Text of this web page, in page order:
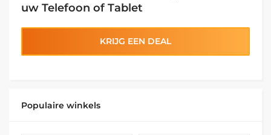
uw Telefoon of Tablet
KRIJG EEN DEAL
Populaire winkels